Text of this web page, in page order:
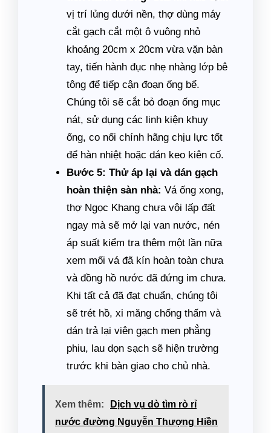
vị trí lủng dưới nền, thợ dùng máy
cắt gạch cắt một ô vuông nhỏ
khoảng 20cm x 20cm vừa vặn bàn
tay, tiến hành đục nhẹ nhàng lớp bê
tông để tiếp cận đoạn ống bể.
Chúng tôi sẽ cắt bỏ đoạn ống mục
nát, sử dụng các linh kiện khuy
ống, co nối chính hãng chịu lực tốt
để hàn nhiệt hoặc dán keo kiên cố.
Bước 5: Thử áp lại và dán gạch
hoàn thiện sàn nhà: Vá ống xong,
thợ Ngọc Khang chưa vội lấp đất
ngay mà sẽ mở lại van nước, nén
áp suất kiểm tra thêm một lần nữa
xem mối vá đã kín hoàn toàn chưa
và đồng hồ nước đã đứng im chưa.
Khi tất cả đã đạt chuẩn, chúng tôi
sẽ trét hồ, xi măng chống thấm và
dán trả lại viên gạch men phẳng
phiu, lau dọn sạch sẽ hiện trường
trước khi bàn giao cho chủ nhà.
Xem thêm:
Dịch vụ dò tìm rò rỉ
nước đường Nguyễn Thượng Hiền